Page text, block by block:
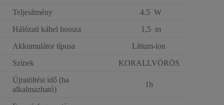
Teljesítmény
4.5 W
Hálózati kábel hossza
1,5 m
Akkumulátor típusa
Lítium-ion
Színek
KORALLVÖRÖS
Újratöltési idő (ha
alkalmazható)
1h